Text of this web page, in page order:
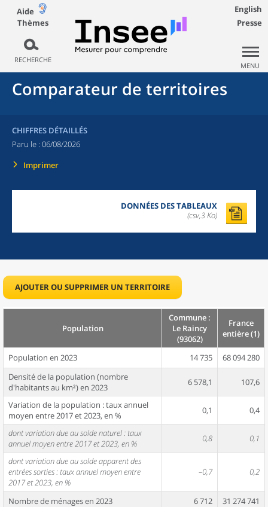
Aide
Thèmes
RECHERCHE
English
Presse
MENU
Comparateur de territoires
CHIFFRES DÉTAILLÉS
Paru le : 06/08/2026
Imprimer
DONNÉES DES TABLEAUX
(csv,3 Ko)
AJOUTER OU SUPPRIMER UN TERRITOIRE
Population
Commune :
Le Raincy
(93062)
France
entière (1)
Population en 2023 14 735
68 094 280
Densité de la population (nombre
d'habitants au km²) en 2023
6 578,1 107,6
Variation de la population : taux annuel
moyen entre 2017 et 2023, en %
0,1 0,4
dont variation due au solde naturel : taux
annuel moyen entre 2017 et 2023, en %
0,8 0,1
dont variation due au solde apparent des
entrées sorties : taux annuel moyen entre
2017 et 2023, en %
–0,7 0,2
Nombre de ménages en 2023 6 712
31 274 741